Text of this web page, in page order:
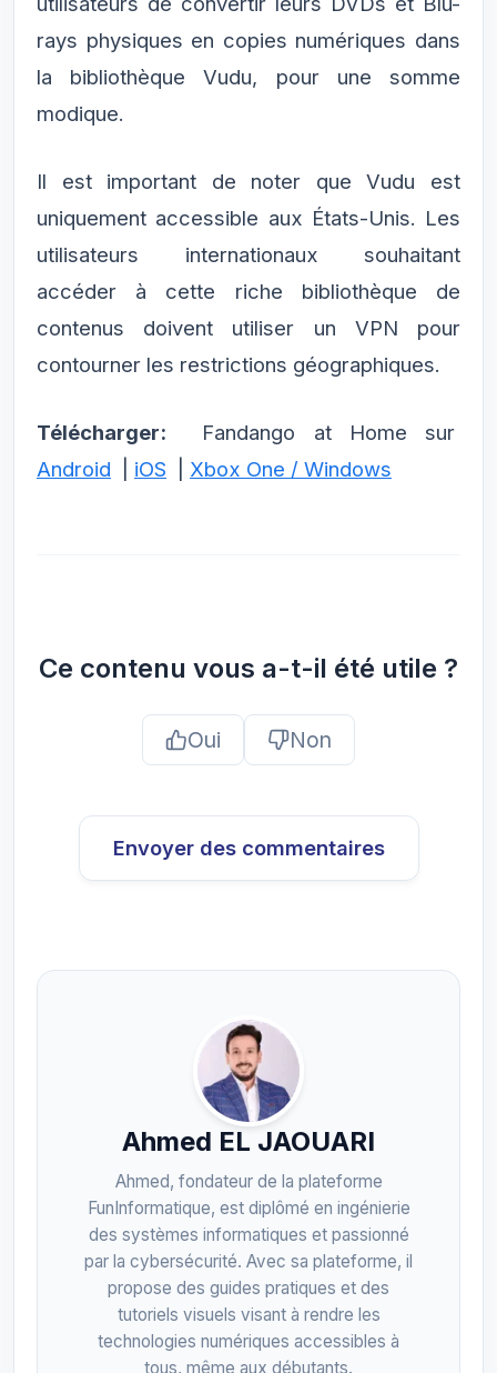
rays physiques en copies numériques dans
la bibliothèque Vudu, pour une somme
modique.
Il est important de noter que Vudu est
uniquement accessible aux États-Unis. Les
utilisateurs internationaux souhaitant
accéder à cette riche bibliothèque de
contenus doivent utiliser un VPN pour
contourner les restrictions géographiques.
Télécharger: Fandango at Home sur
Android
iOS Xbox One / Windows
Ce contenu vous a-t-il été utile ?
Oui Non
Envoyer des commentaires
Ahmed EL JAOUARI
Ahmed, fondateur de la plateforme
FunInformatique, est diplômé en ingénierie
des systèmes informatiques et passionné
par la cybersécurité. Avec sa plateforme, il
propose des guides pratiques et des
tutoriels visuels visant à rendre les
technologies numériques accessibles à
tous, même aux débutants.